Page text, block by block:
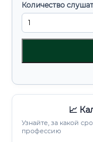
Количество
📈
Узнайте, за какой
профессию